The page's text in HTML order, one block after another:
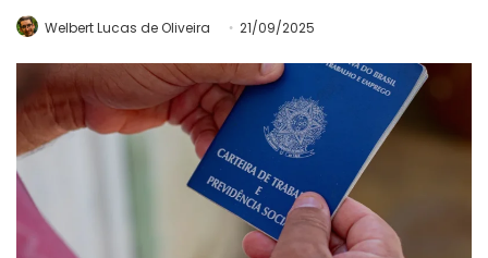
Welbert Lucas de Oliveira 21/09/2025